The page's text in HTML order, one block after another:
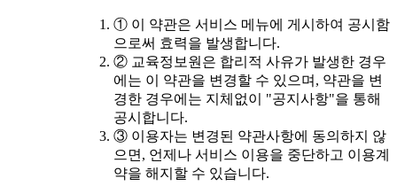
① 이 약관은 서비스 메뉴에 게시하여 공시함
으로써 효력을 발생합니다.
② 교육정보원은 합리적 사유가 발생한 경우
에는 이 약관을 변경할 수 있으며, 약관을 변
경한 경우에는 지체없이 "공지사항"을 통해
공시합니다.
③ 이용자는 변경된 약관사항에 동의하지 않
으면, 언제나 서비스 이용을 중단하고 이용계
약을 해지할 수 있습니다.